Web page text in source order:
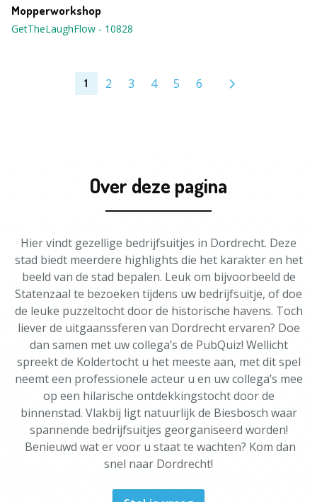
Mopperworkshop
GetTheLaughFlow - 10828
1 2 3 4 5 6
Over deze pagina
Hier vindt gezellige bedrijfsuitjes in Dordrecht. Deze
stad biedt meerdere highlights die het karakter en het
beeld van de stad bepalen. Leuk om bijvoorbeeld de
Statenzaal te bezoeken tijdens uw bedrijfsuitje, of doe
de leuke puzzeltocht door de historische havens. Toch
liever de uitgaanssferen van Dordrecht ervaren? Doe
dan samen met uw collega’s de PubQuiz! Wellicht
spreekt de Koldertocht u het meeste aan, met dit spel
neemt een professionele acteur u en uw collega’s mee
op een hilarische ontdekkingstocht door de
binnenstad. Vlakbij ligt natuurlijk de Biesbosch waar
spannende bedrijfsuitjes georganiseerd worden!
Benieuwd wat er voor u staat te wachten? Kom dan
snel naar Dordrecht!